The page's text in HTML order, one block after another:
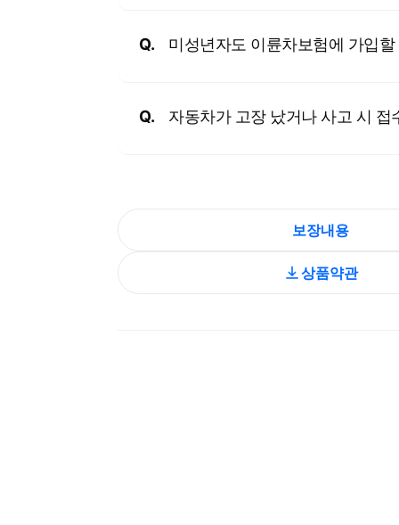
미성년자도 이륜차보험에 가입할
자동차가 고장 났거나 사고 시 접
보장내용
상품약관